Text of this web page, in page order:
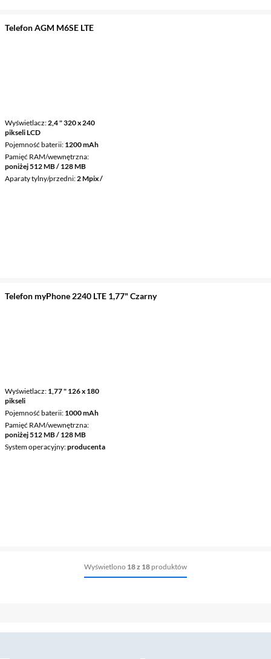
Telefon AGM M6SE LTE
Wyświetlacz 2,4 " 320 x 240
pikseli LCD
Pojemność baterii 1200 mAh
Pamięć RAM/wewnętrzna
poniżej 512 MB / 128 MB
Aparaty tylny/przedni 2 Mpix /
Telefon myPhone 2240 LTE 1,77" Czarny
Wyświetlacz 1,77 " 126 x 180
pikseli
Pojemność baterii 1000 mAh
Pamięć RAM/wewnętrzna
poniżej 512 MB / 128 MB
System operacyjny producenta
Wyświetlono 18 z 18 produktów